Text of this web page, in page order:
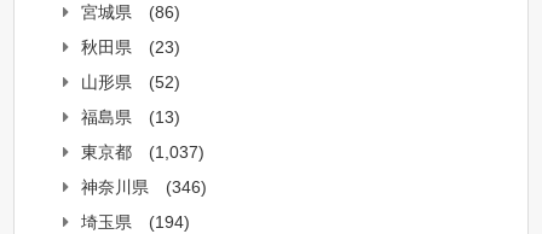
宮城県
(86)
秋田県
(23)
山形県
(52)
福島県
(13)
東京都
(1,037)
神奈川県
(346)
埼玉県
(194)